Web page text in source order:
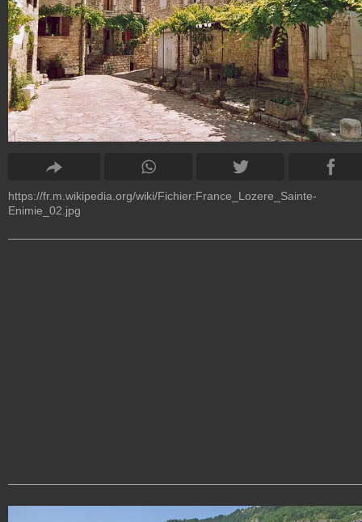
https://fr.m.wikipedia.org/wiki/Fichier:France_Lozere_Sainte-
Enimie_02.jpg